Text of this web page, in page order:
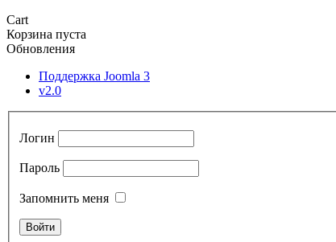
Cart
Корзина пуста
Обновления
Поддержка Joomla 3
v2.0
Логин
Пароль
Запомнить меня